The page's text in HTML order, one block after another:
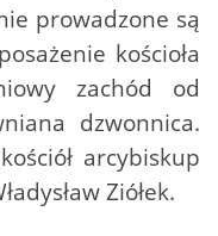
prowadzone są
kościoła
zachód od
dzwonnica.
arcybiskup
Ziółek.